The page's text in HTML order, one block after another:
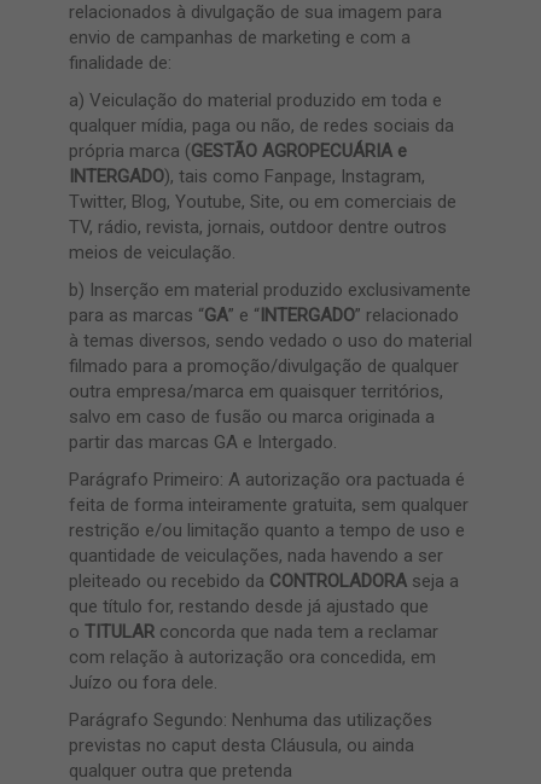
relacionados à divulgação de sua imagem para
envio de campanhas de marketing e com a
finalidade de:
a) Veiculação do material produzido em toda e
qualquer mídia, paga ou não, de redes sociais da
própria marca (GESTÃO AGROPECUÁRIA e
INTERGADO), tais como Fanpage, Instagram,
Twitter, Blog, Youtube, Site, ou em comerciais de
TV, rádio, revista, jornais, outdoor dentre outros
meios de veiculação.
b) Inserção em material produzido exclusivamente
para as marcas “GA” e “INTERGADO” relacionado
à temas diversos, sendo vedado o uso do material
filmado para a promoção/divulgação de qualquer
outra empresa/marca em quaisquer territórios,
salvo em caso de fusão ou marca originada a
partir das marcas GA e Intergado.
Parágrafo Primeiro: A autorização ora pactuada é
feita de forma inteiramente gratuita, sem qualquer
restrição e/ou limitação quanto a tempo de uso e
quantidade de veiculações, nada havendo a ser
pleiteado ou recebido da CONTROLADORAseja a
que título for, restando desde já ajustado que
o TITULARconcorda que nada tem a reclamar
com relação à autorização ora concedida, em
Juízo ou fora dele.
Parágrafo Segundo: Nenhuma das utilizações
previstas no caput desta Cláusula, ou ainda
qualquer outra que pretenda